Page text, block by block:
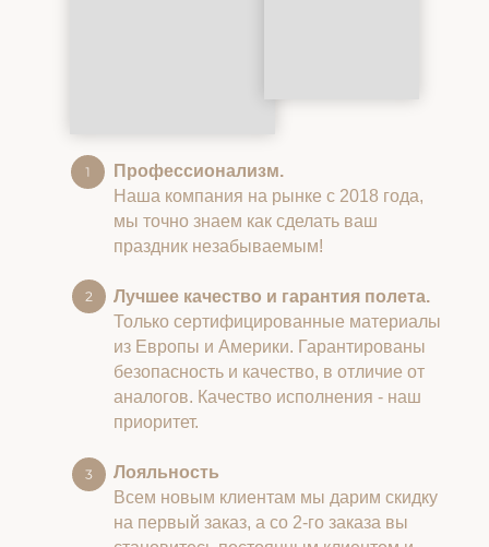
Профессионализм.
Наша компания на рынке с 2018 года,
мы точно знаем как сделать ваш
праздник незабываемым!
Лучшее качество и гарантия полета.
Только сертифицированные материалы
из Европы и Америки. Гарантированы
безопасность и качество, в отличие от
аналогов. Качество исполнения - наш
приоритет.
Лояльность
Всем новым клиентам мы дарим скидку
на первый заказ, а со 2-го заказа вы